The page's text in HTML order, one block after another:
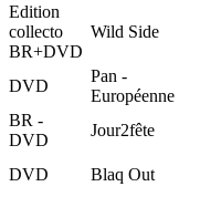
Edition
collecto
BR+DVD
Wild Side
DVD
Pan -
Européenne
BR -
DVD
Jour2fête
DVD Blaq Out